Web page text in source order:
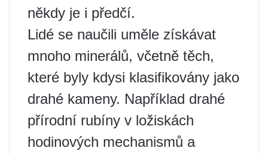
někdy je i předčí.
Lidé se naučili uměle získávat
mnoho minerálů, včetně těch,
které byly kdysi klasifikovány jako
drahé kameny. Například drahé
přírodní rubíny v ložiskách
hodinových mechanismů a